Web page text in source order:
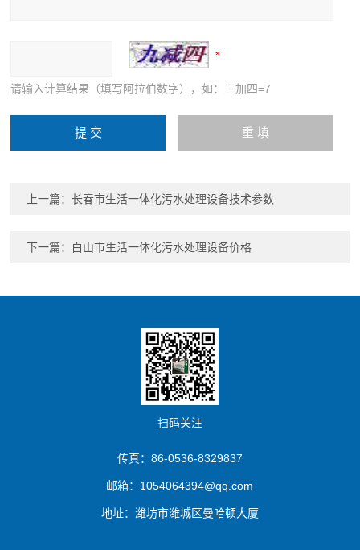
请输入计算结果（填写阿拉伯数字），如：三加四=7
上一篇：长春市生活一体化污水处理设备技术参数
下一篇： 白山市生活一体化污水处理设备价格
扫码关注
传真：86-0536-8329837
邮箱：1054064394@qq.com
地址：潍坊市潍城区曼哈顿大厦